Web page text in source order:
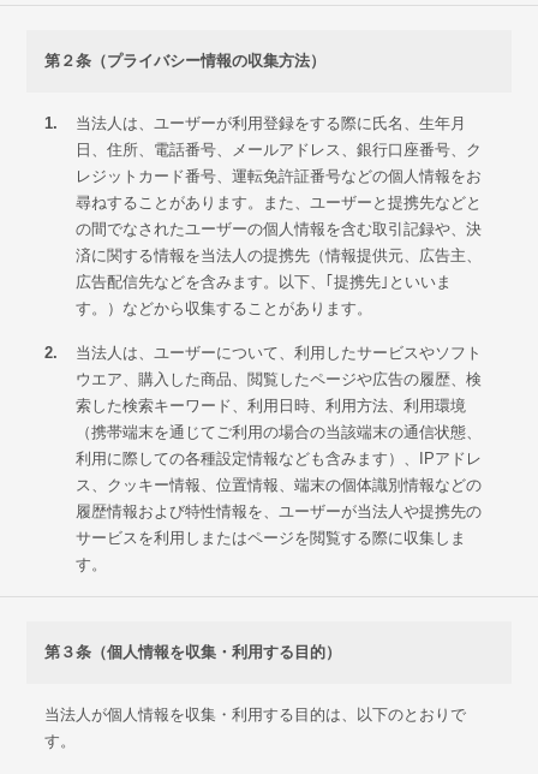
第２条（プライバシー情報の収集方法）
1.
当法人は、ユーザーが利用登録をする際に氏名、生年月
日、住所、電話番号、メールアドレス、銀行口座番号、ク
レジットカード番号、運転免許証番号などの個人情報をお
尋ねすることがあります。また、ユーザーと提携先などと
の間でなされたユーザーの個人情報を含む取引記録や、決
済に関する情報を当法人の提携先（情報提供元、広告主、
広告配信先などを含みます。以下、｢提携先｣といいま
す。）などから収集することがあります。
2.
当法人は、ユーザーについて、利用したサービスやソフト
ウエア、購入した商品、閲覧したページや広告の履歴、検
索した検索キーワード、利用日時、利用方法、利用環境
（携帯端末を通じてご利用の場合の当該端末の通信状態、
利用に際しての各種設定情報なども含みます）、IPアドレ
ス、クッキー情報、位置情報、端末の個体識別情報などの
履歴情報および特性情報を、ユーザーが当法人や提携先の
サービスを利用しまたはページを閲覧する際に収集しま
す。
第３条（個人情報を収集・利用する目的）
当法人が個人情報を収集・利用する目的は、以下のとおりで
す。